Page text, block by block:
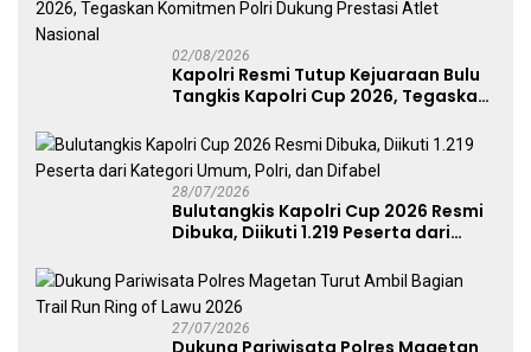
02/08/2026
Kapolri Resmi Tutup Kejuaraan Bulu
Tangkis Kapolri Cup 2026, Tegaskan
Atlet Nasional
28/07/2026
Bulutangkis Kapolri Cup 2026 Resmi
Dibuka, Diikuti 1.219 Peserta dari
27/07/2026